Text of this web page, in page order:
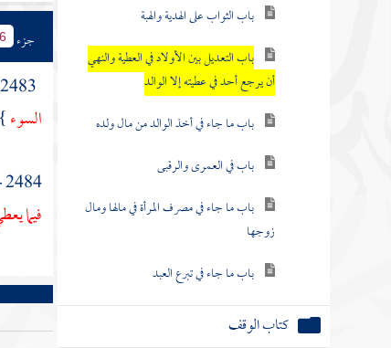
باب الثواب على الهدية والهبة
باب التعديل بين الأولاد في العطية والنهي
أن يرجع أحد في عطيته إلا الوالد
باب ما جاء في أخذ الوالد من مال ولده
باب في العمرى والرقبى
باب ما جاء في مصرف المرأة في مالها ومال
زوجها
باب ما جاء في تبرع العبد
كتاب الوقف
جزء 6
السوء}
2484 - ( وعن
فيما